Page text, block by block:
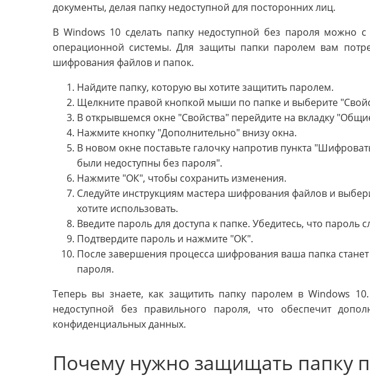
документы, делая папку недоступной для посторонних лиц.
В Windows 10 сделать папку недоступной без пароля можно
операционной системы. Для защиты папки паролем вам
шифрования файлов и папок.
Найдите папку, которую вы хотите защитить паролем.
Щелкните правой кнопкой мыши по папке и выберите
В открывшемся окне "Свойства" перейдите на вкладку
Нажмите кнопку "Дополнительно" внизу окна.
В новом окне поставьте галочку напротив пункта
были недоступны без пароля".
Нажмите "ОК", чтобы сохранить изменения.
Следуйте инструкциям мастера шифрования файлов и
хотите использовать.
Введите пароль для доступа к папке. Убедитесь, что
Подтвердите пароль и нажмите "ОК".
После завершения процесса шифрования ваша папка
пароля.
Теперь вы знаете, как защитить папку паролем в Windows
недоступной без правильного пароля, что обеспечит
конфиденциальных данных.
Почему нужно защищать папку